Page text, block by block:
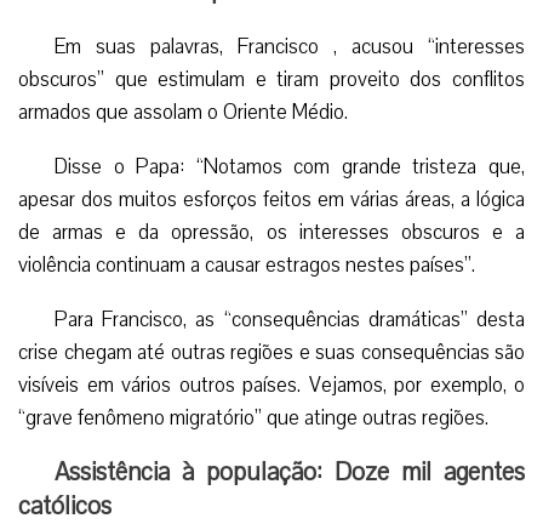
Em suas palavras, Francisco , acusou “interesses
obscuros” que estimulam e tiram proveito dos conflitos
armados que assolam o Oriente Médio.
Disse o Papa: “Notamos com grande tristeza que,
apesar dos muitos esforços feitos em várias áreas, a lógica
de armas e da opressão, os interesses obscuros e a
violência continuam a causar estragos nestes países”.
Para Francisco, as “consequências dramáticas” desta
crise chegam até outras regiões e suas consequências são
visíveis em vários outros países. Vejamos, por exemplo, o
“grave fenômeno migratório” que atinge outras regiões.
Assistência à população: Doze mil agentes
católicos